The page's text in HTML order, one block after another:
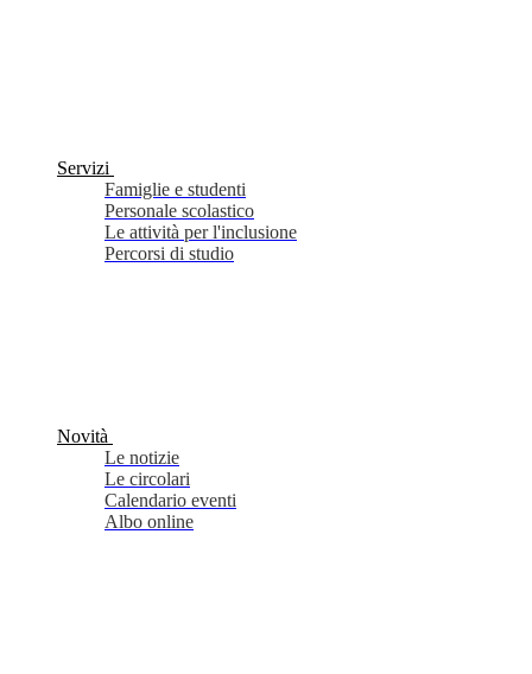
Servizi
Famiglie e studenti
Personale scolastico
Le attività per l'inclusione
Percorsi di studio
Novità
Le notizie
Le circolari
Calendario eventi
Albo online